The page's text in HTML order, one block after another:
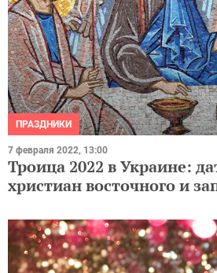
ПРАЗДНИКИ
7 февраля 2022, 13:00
Троица 2022 в Украине:
христиан восточного и